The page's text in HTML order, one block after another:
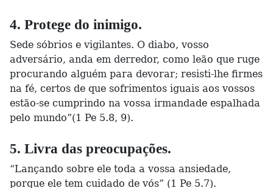
4. Protege do inimigo.
Sede sóbrios e vigilantes. O diabo, vosso
adversário, anda em derredor, como leão que ruge
procurando alguém para devorar; resisti-lhe firmes
na fé, certos de que sofrimentos iguais aos vossos
estão-se cumprindo na vossa irmandade espalhada
pelo mundo”(1 Pe 5.8, 9).
5. Livra das preocupações.
“Lançando sobre ele toda a vossa ansiedade,
porque ele tem cuidado de vós” (1 Pe 5.7).